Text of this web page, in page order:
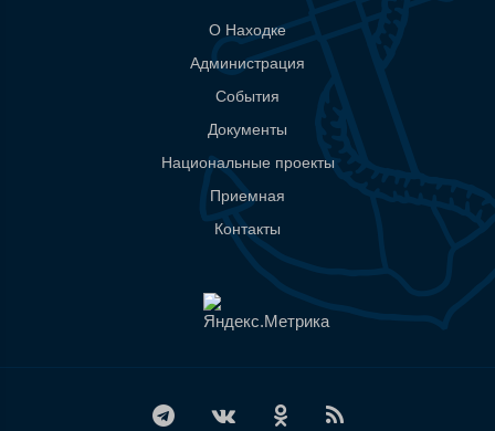
О Находке
Администрация
События
Документы
Национальные проекты
Приемная
Контакты